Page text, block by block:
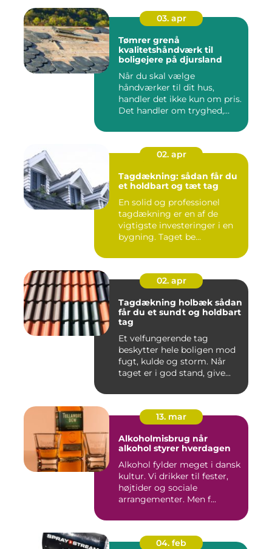
03. apr
Tømrer grenå
kvalitetshåndværk til
boligejere på djursland
Når du skal vælge
håndværker til dit hus,
handler det ikke kun om pris.
Det handler om tryghed,
02. apr
Tagdækning: sådan får du
et holdbart og tæt tag
En solid og professionel
tagdækning er en af de
vigtigste investeringer i en
bygning. Taget be...
02. apr
Tagdækning holbæk sådan
får du et sundt og holdbart
tag
Et velfungerende tag
beskytter hele boligen mod
fugt, kulde og storm. Når
taget er i god stand, give...
13. mar
Alkoholmisbrug når
alkohol styrer hverdagen
Alkohol fylder meget i dansk
kultur. Vi drikker til fester,
højtider og sociale
arrangementer. Men f...
04. feb